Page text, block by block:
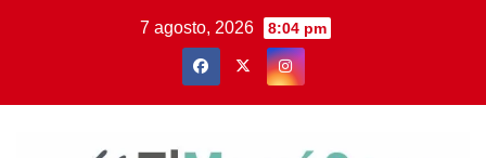
7 agosto, 2026 8:04 pm